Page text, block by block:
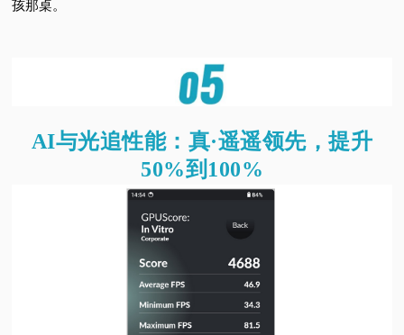
孩那桌。
AI与光追性能： 真·遥遥领先，提升
50%到100%